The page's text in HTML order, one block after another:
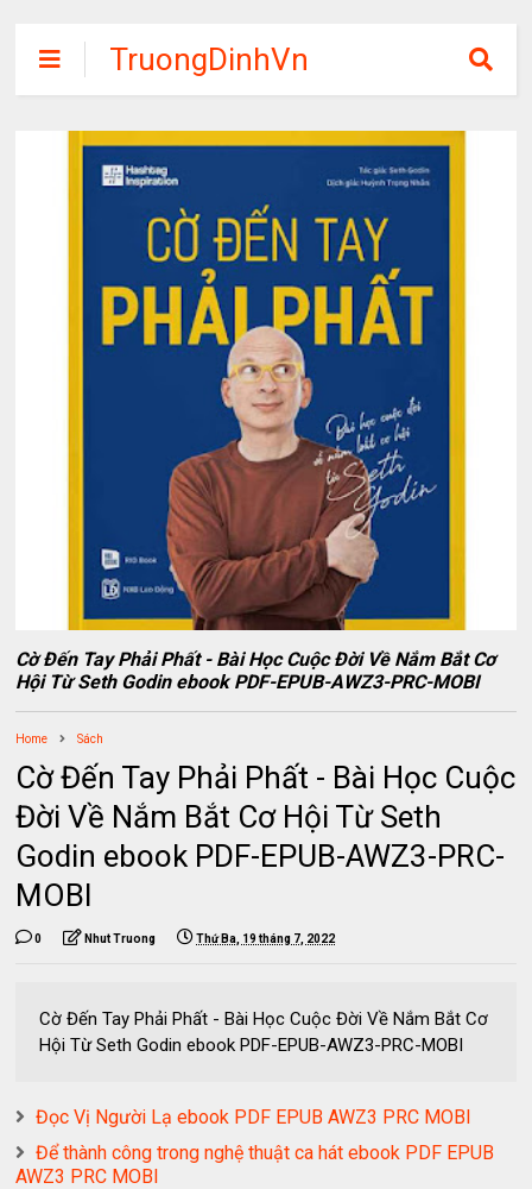
TruongDinhVn
Chia sẽ ebook,
các khóa học,
phần mềm học
tập miễn phí
Cờ Đến Tay Phải Phất - Bài Học Cuộc Đời Về Nắm Bắt Cơ
Hội Từ Seth Godin ebook PDF-EPUB-AWZ3-PRC-MOBI
Home Sách
Cờ Đến Tay Phải Phất - Bài Học Cuộc
Đời Về Nắm Bắt Cơ Hội Từ Seth
Godin ebook PDF-EPUB-AWZ3-PRC-
MOBI
0 Nhut Truong Thứ Ba, 19 tháng 7, 2022
Cờ Đến Tay Phải Phất - Bài Học Cuộc Đời Về Nắm Bắt Cơ
Hội Từ Seth Godin ebook PDF-EPUB-AWZ3-PRC-MOBI
Đọc Vị Người Lạ ebook PDF EPUB AWZ3 PRC MOBI
Để thành công trong nghệ thuật ca hát ebook PDF EPUB
AWZ3 PRC MOBI